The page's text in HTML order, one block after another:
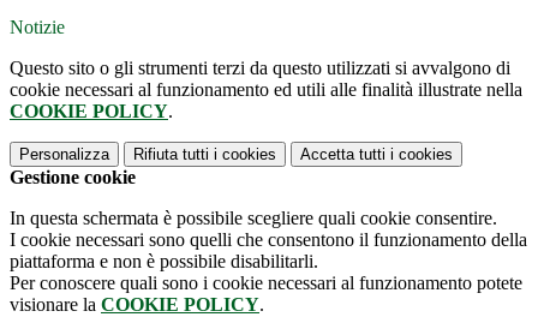
Notizie
Questo sito o gli strumenti terzi da questo utilizzati si avvalgono di
cookie necessari al funzionamento ed utili alle finalità illustrate nella
COOKIE POLICY.
Personalizza Rifiuta tutti i cookies Accetta tutti i cookies
Gestione cookie
In questa schermata è possibile scegliere quali cookie consentire.
I cookie necessari sono quelli che consentono il funzionamento della
piattaforma e non è possibile disabilitarli.
Per conoscere quali sono i cookie necessari al funzionamento potete
visionare la COOKIE POLICY.